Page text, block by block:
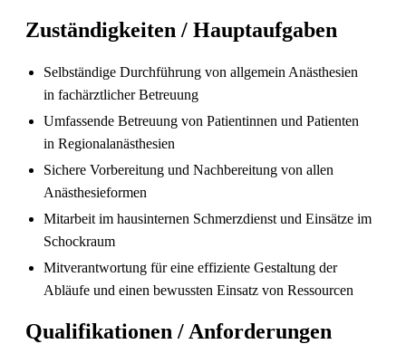
Pflegefachperson Schweiz: Anerkennung &
Zuständigkeiten / Hauptaufgaben
Selbständige Durchführung von allgemein Anästhesien
in fachärztlicher Betreuung
Umfassende Betreuung von Patientinnen und Patienten
in Regionalanästhesien
Sichere Vorbereitung und Nachbereitung von allen
Anästhesieformen
Mitarbeit im hausinternen Schmerzdienst und Einsätze im
Schockraum
Mitverantwortung für eine effiziente Gestaltung der
Abläufe und einen bewussten Einsatz von Ressourcen
Qualifikationen / Anforderungen